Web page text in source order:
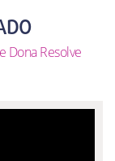
Dona Resolve